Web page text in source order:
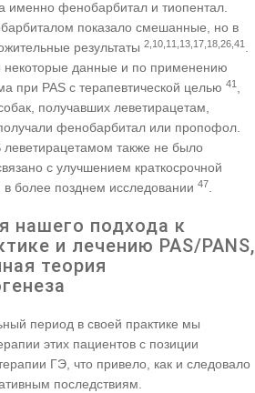
именно фенобарбитал и тиопентал.
показало смешанные, но в
результаты 2,10,11,13,17,18,26,41 .
некоторые данные и по применению
при PAS с терапевтической целью 41 ,
получавших леветирацетам,
фенобарбитал или пропофол.
леветирацетамом также не было
с улучшением краткосрочной
более позднем исследовании 47.
нашего подхода к
и лечению PAS/PANS,
теория
период в своей практике мы
этих пациентов с позиции
ГЭ, что привело, как и следовало
последствиям.